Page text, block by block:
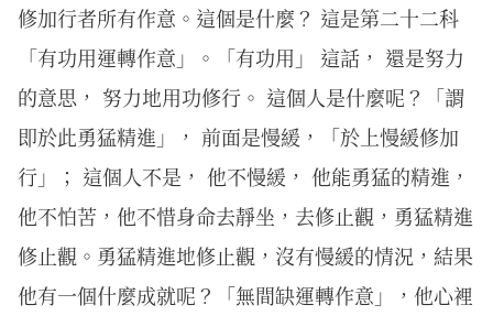
修加行者所有作意。這個是什麼？ 這是第二十二科
「有功用運轉作意」。「有功用」 這話， 還是努力
的意思， 努力地用功修行。 這個人是什麼呢？「謂
即於此勇猛精進」， 前面是慢緩，「於上慢緩修加
行」； 這個人不是， 他不慢緩， 他能勇猛的精進，
他不怕苦，他不惜身命去靜坐，去修止觀，勇猛精進
修止觀。勇猛精進地修止觀，沒有慢緩的情況，結果
他有一個什麼成就呢？「無間缺運轉作意」，他心裡